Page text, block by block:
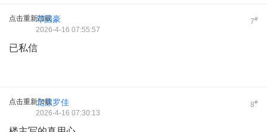
点击重新加载 7#
邓国豪
2026-4-16 07:55:57
已私信
点击重新加载 8#
北漂罗佳
2026-4-16 07:30:13